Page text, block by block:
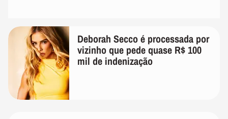
Deborah Secco é processada por
vizinho que pede quase R$ 100
mil de indenização